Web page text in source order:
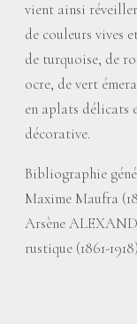
vient ainsi
de couleurs vives
de turquoise, de
ocre, de vert
en aplats délicats
décorative.
Bibliographie
Maxime Maufra
Arsène
rustique (1861-